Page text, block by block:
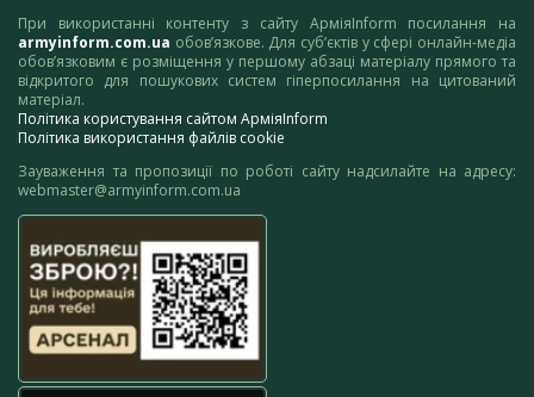
При використанні контенту з сайту АрміяInform посилання на
armyinform.com.ua обов’язкове. Для суб’єктів у сфері онлайн-медіа
обов’язковим є розміщення у першому абзаці матеріалу прямого та
відкритого для пошукових систем гіперпосилання на цитований
матеріал.
Політика користування сайтом АрміяInform
Політика використання файлів cookie
Зауваження та пропозиції по роботі сайту надсилайте на адресу:
webmaster@armyinform.com.ua